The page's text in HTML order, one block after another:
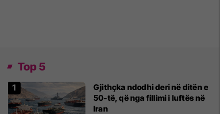
Top 5
Gjithçka ndodhi deri në ditën e
50-të, që nga fillimi i luftës në
Iran